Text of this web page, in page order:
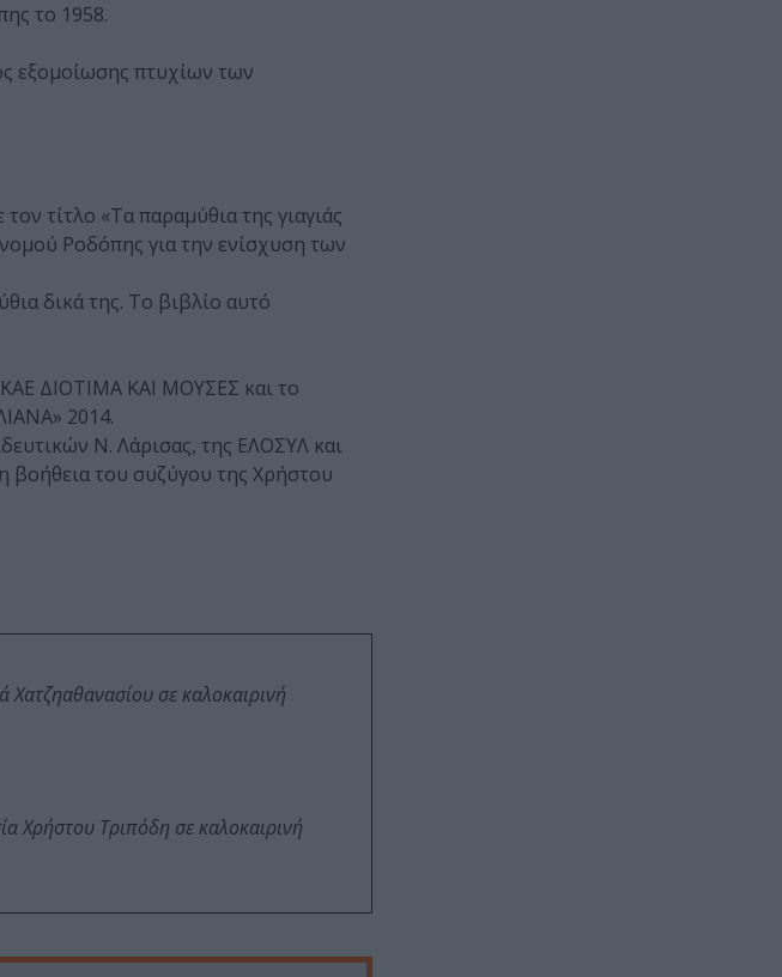
το 1958.
εξομοίωσης πτυχίων των
τίτλο «Τα παραμύθια της γιαγιάς
Ροδόπης για την ενίσχυση των
δικά της. Το βιβλίο αυτό
ΔΙΟΤΙΜΑ ΚΑΙ ΜΟΥΣΕΣ και το
2014.
Ν. Λάρισας, της ΕΛΟΣΥΛ και
βοήθεια του συζύγου της Χρήστου
σε καλοκαιρινή
Χρήστου Τριπόδη σε καλοκαιρινή